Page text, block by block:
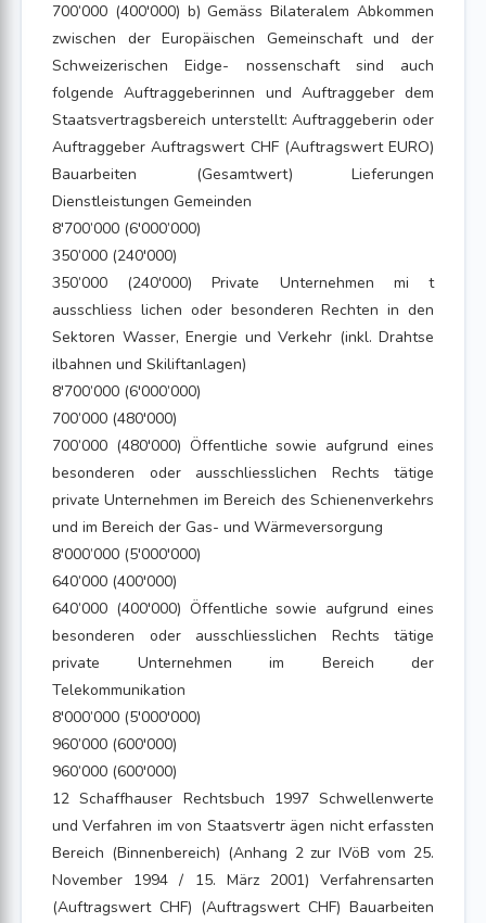
700’000 (400'000) b) Gemäss Bilateralem Abkommen
zwischen der Europäischen Gemeinschaft und der
Schweizerischen Eidge- nossenschaft sind auch
folgende Auftraggeberinnen und Auftraggeber dem
Staatsvertragsbereich unterstellt: Auftraggeberin oder
Auftraggeber Auftragswert CHF (Auftragswert EURO)
Bauarbeiten (Gesamtwert) Lieferungen
Dienstleistungen Gemeinden
8'700’000 (6'000’000)
350’000 (240'000)
350’000 (240'000) Private Unternehmen mi t
ausschliess lichen oder besonderen Rechten in den
Sektoren Wasser, Energie und Verkehr (inkl. Drahtse
ilbahnen und Skiliftanlagen)
8'700’000 (6'000’000)
700’000 (480'000)
700’000 (480'000) Öffentliche sowie aufgrund eines
besonderen oder ausschliesslichen Rechts tätige
private Unternehmen im Bereich des Schienenverkehrs
und im Bereich der Gas- und Wärmeversorgung
8'000’000 (5'000'000)
640’000 (400'000)
640’000 (400'000) Öffentliche sowie aufgrund eines
besonderen oder ausschliesslichen Rechts tätige
private Unternehmen im Bereich der
Telekommunikation
8'000’000 (5'000'000)
960’000 (600'000)
960’000 (600'000)
12 Schaffhauser Rechtsbuch 1997 Schwellenwerte
und Verfahren im von Staatsvertr ägen nicht erfassten
Bereich (Binnenbereich) (Anhang 2 zur IVöB vom 25.
November 1994 / 15. März 2001) Verfahrensarten
(Auftragswert CHF) (Auftragswert CHF) Bauarbeiten